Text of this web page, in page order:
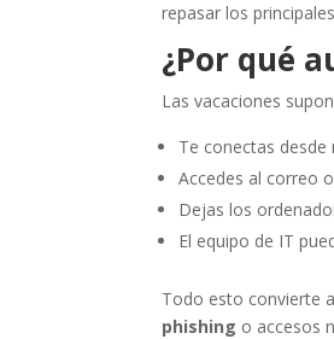
repasar los
¿Por qué
Las vacaciones
Te conectas
Accedes al correo
Dejas los
El equipo de IT
Todo esto convierte
phishing o accesos